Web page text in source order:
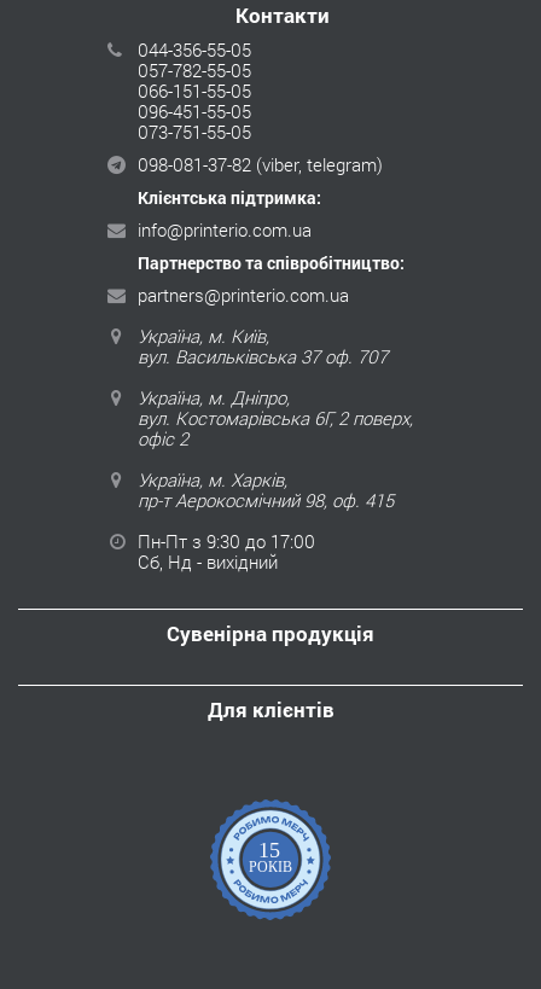
Контакти
044-356-55-05
057-782-55-05
066-151-55-05
096-451-55-05
073-751-55-05
098-081-37-82 (viber, telegram)
Клієнтська підтримка:
info@printerio.com.ua
Партнерство та співробітництво:
partners@printerio.com.ua
Україна, м. Київ,
вул. Васильківська 37 оф. 707
Україна, м. Дніпро,
вул. Костомарівська 6Г, 2 поверх,
офіс 2
Україна, м. Харків,
пр-т Аерокосмічний 98, оф. 415
Пн-Пт з 9:30 до 17:00
Сб, Нд - вихідний
Сувенірна продукція
Для клієнтів
15
РОКІВ